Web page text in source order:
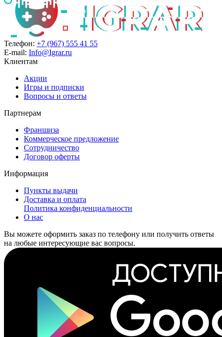
Телефон: +7 (967) 555 41 55
E-mail: Info@Igrar.ru
Клиентам
Акции
Игры и подписки
Вопросы и ответы
Партнерам
Франшиза
Коммерческое предложение
Сотрудничество
Договор оферты
Информация
Пункты выдачи
Доставка и оплата
Политика конфиденциальности
О нас
Вы можете оформить заказ по телефону или получить ответы
на любые интересующие вас вопросы.